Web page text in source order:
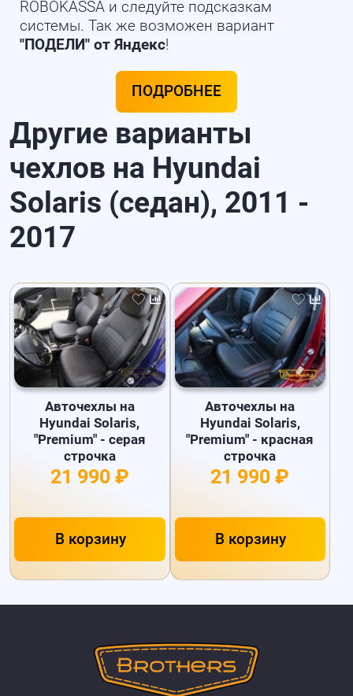
ROBOKASSA и следуйте подсказкам
системы. Так же возможен вариант
"ПОДЕЛИ" от Яндекс!
ПОДРОБНЕЕ
Другие варианты
чехлов на Hyundai
Solaris (седан), 2011 -
2017
Авточехлы на
Hyundai Solaris,
"Premium" - серая
строчка
21 990 ₽
В корзину
Авточехлы на
Hyundai Solaris,
"Premium" - красная
строчка
21 990 ₽
В корзину